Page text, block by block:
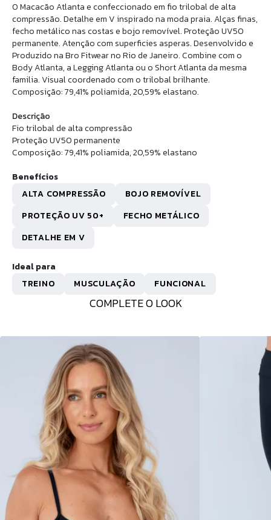
COMPLETE O LOOK
O Macacão Atlanta e confeccionado em fio trilobal de alta
compressão. Detalhe em V inspirado na moda praia. Alças finas,
fecho metálico nas costas e bojo removível. Proteção UV50
permanente. Atenção com superficies asperas. Desenvolvido e
Produzido na Bro Fitwear no Rio de Janeiro. Combine com o
Body Atlanta, a Legging Atlanta ou o Short Atlanta da mesma
familia. Visual coordenado com o trilobal brilhante.
Composição: 79,41% poliamida, 20,59% elastano.
Descrição
Fio trilobal de alta compressão
Proteção UV50 permanente
Composição: 79,41% poliamida, 20,59% elastano
Benefícios
ALTA COMPRESSÃO
BOJO REMOVÍVEL
PROTEÇÃO UV 50+
FECHO METÁLICO
DETALHE EM V
Ideal para
TREINO
MUSCULAÇÃO FUNCIONAL